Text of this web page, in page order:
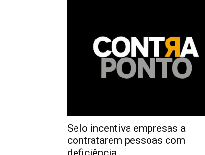
Selo incentiva empresas a
contratarem pessoas com
deficiência